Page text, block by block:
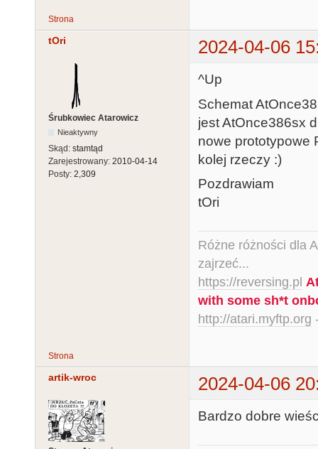
Strona
tOri 2024-04-06
Śrubkowiec Atarowicz
Nieaktywny
Skąd: stamtąd
Zarejestrowany: 2010-04-14
Posty: 2,309
^Up
Schemat
jest AtOnce386sx
nowe prototypowe
kolej rzeczy :)
Pozdrawiam
tOri
Różne różności dla
zajrzeć...
https://reversing.pl
with some sh*t
http://atari.myftp.org
Strona
artik-wroc 2024-04-06
Bardzo dobre